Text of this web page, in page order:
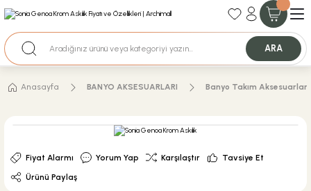
35+ Yıllık Tecrübe
Nakit Ödemeli Özel Fiyatlar için Bizden Teklif Alabilirsiniz.
ARA
Anasayfa BANYO AKSESUARLARI Banyo Takım Aksesuarları
Fiyat Alarmı Yorum Yap Karşılaştır
Tavsiye Et
Ürünü Paylaş